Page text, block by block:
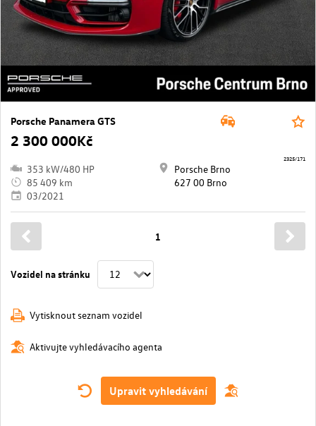
Porsche Panamera GTS
2 300 000Kč
353 kW/480 HP
85 409 km
03/2021
Porsche Brno
627 00 Brno
2325/171
Vozidel na stránku
1
Vytisknout seznam vozidel
Aktivujte vyhledávacího agenta
Upravit vyhledávání